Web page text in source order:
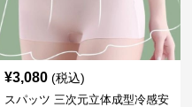
¥3,080 (税込)
スパッツ 三次元立体成型冷感安